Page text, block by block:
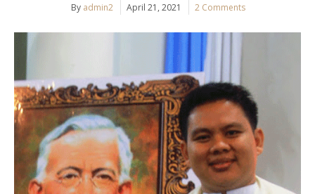
By admin2 April 21, 2021 2 Comments